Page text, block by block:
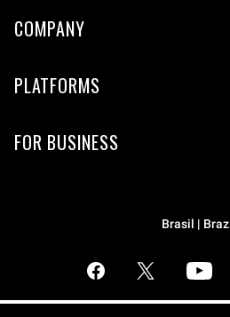
COMPANY
PLATFORMS
FOR BUSINESS
Brasil |